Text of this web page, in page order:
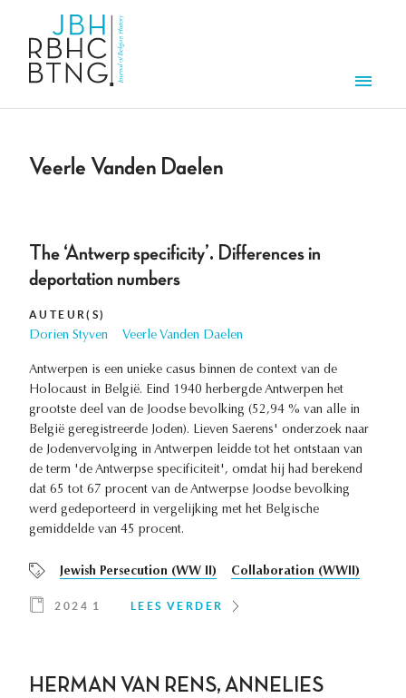
Veerle Vanden Daelen
The ‘Antwerp specificity’. Differences in
deportation numbers
AUTEUR(S)
Dorien Styven Veerle Vanden Daelen
Antwerpen is een unieke casus binnen de context van de
Holocaust in België. Eind 1940 herbergde Antwerpen het
grootste deel van de Joodse bevolking (52,94 % van alle in
België geregistreerde Joden). Lieven Saerens' onderzoek naar
de Jodenvervolging in Antwerpen leidde tot het ontstaan van
de term 'de Antwerpse specificiteit', omdat hij had berekend
dat 65 tot 67 procent van de Antwerpse Joodse bevolking
werd gedeporteerd in vergelijking met het Belgische
gemiddelde van 45 procent.
Jewish Persecution (WW II) Collaboration (WWII)
2024 1 LEES VERDER
HERMAN VAN RENS, ANNELIES